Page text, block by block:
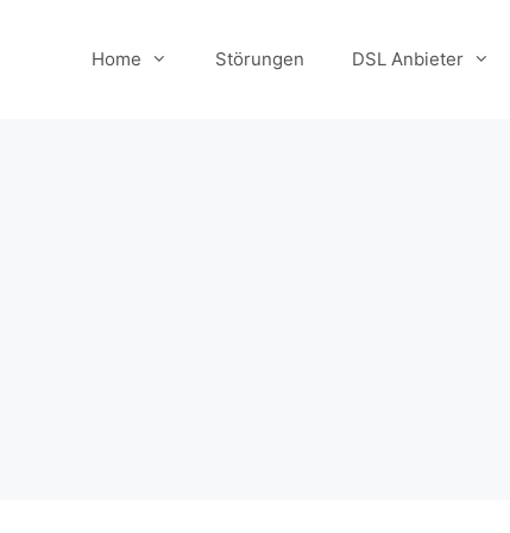
Home Störungen DSL Anbieter